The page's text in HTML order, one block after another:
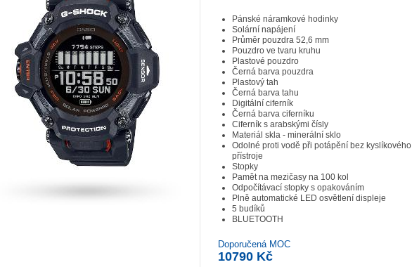
Pánské náramkové hodinky
Solární napájení
Průměr pouzdra 52,6 mm
Pouzdro ve tvaru kruhu
Plastové pouzdro
Černá barva pouzdra
Plastový tah
Černá barva tahu
Digitální ciferník
Černá barva ciferníku
Ciferník s arabskými čísly
Materiál skla - minerální sklo
Odolné proti vodě při potápění bez kyslíkového
přístroje
Stopky
Pamět na mezičasy na 100 kol
Odpočítávací stopky s opakováním
Plně automatické LED osvětlení displeje
5 budíků
BLUETOOTH
Doporučená MOC
10790 Kč